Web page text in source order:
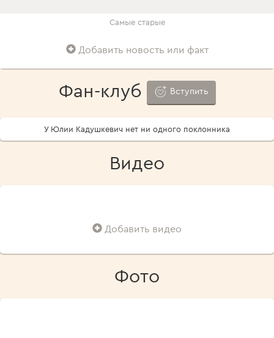
Самые старые
Добавить новость или факт
Фан-клуб Вступить
У Юлии Кадушкевич нет ни одного поклонника
Видео
Добавить видео
Фото